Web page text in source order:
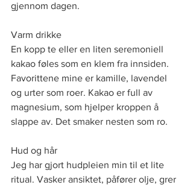
gjennom dagen.
Varm drikke
En kopp te eller en liten seremoniell
kakao føles som en klem fra innsiden.
Favorittene mine er kamille, lavendel
og urter som roer. Kakao er full av
magnesium, som hjelper kroppen å
slappe av. Det smaker nesten som ro.
Hud og hår
Jeg har gjort hudpleien min til et lite
ritual. Vasker ansiktet, påfører olje, grer